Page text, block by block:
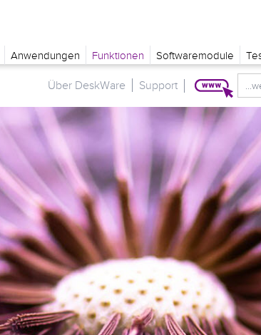
Anwendungen Funktionen Softwaremodule
Über DeskWare Support